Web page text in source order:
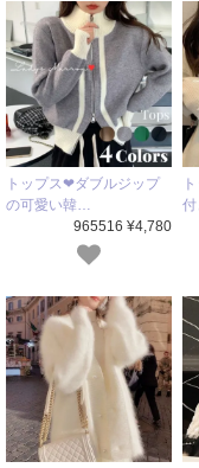
トップス❤ダブルジップ
の可愛い韓…
965516 ¥4,780